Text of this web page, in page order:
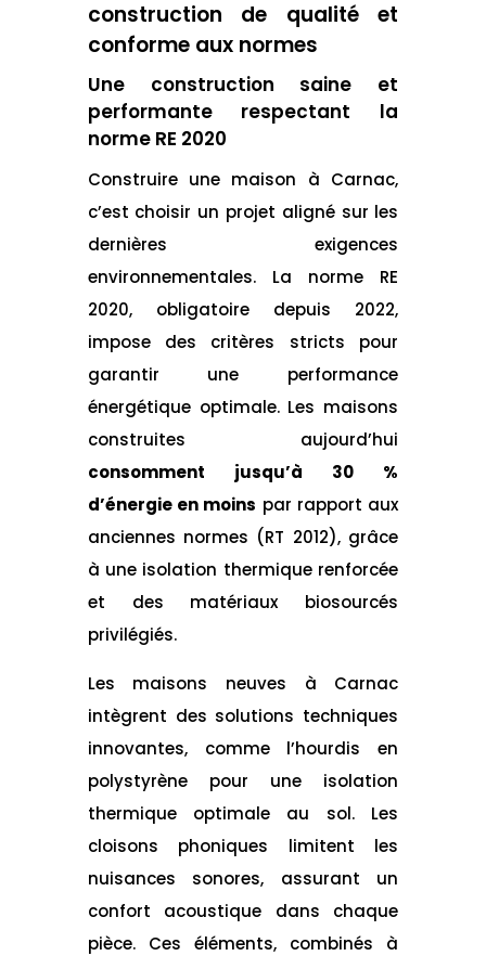
construction de qualité et
conforme aux normes
Une construction saine et
performante respectant la
norme RE 2020
Construire une maison à Carnac,
c’est choisir un projet aligné sur les
dernières exigences
environnementales. La norme RE
2020, obligatoire depuis 2022,
impose des critères stricts pour
garantir une performance
énergétique optimale. Les maisons
construites aujourd’hui
consomment jusqu’à 30 %
d’énergie en moins par rapport aux
anciennes normes (RT 2012), grâce
à une isolation thermique renforcée
et des matériaux biosourcés
privilégiés.
Les maisons neuves à Carnac
intègrent des solutions techniques
innovantes, comme l’hourdis en
polystyrène pour une isolation
thermique optimale au sol. Les
cloisons phoniques limitent les
nuisances sonores, assurant un
confort acoustique dans chaque
pièce. Ces éléments, combinés à